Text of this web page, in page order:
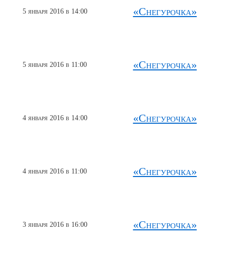
5 января 2016 в 14:00 «Снегурочка»
5 января 2016 в 11:00 «Снегурочка»
4 января 2016 в 14:00 «Снегурочка»
4 января 2016 в 11:00 «Снегурочка»
3 января 2016 в 16:00 «Снегурочка»